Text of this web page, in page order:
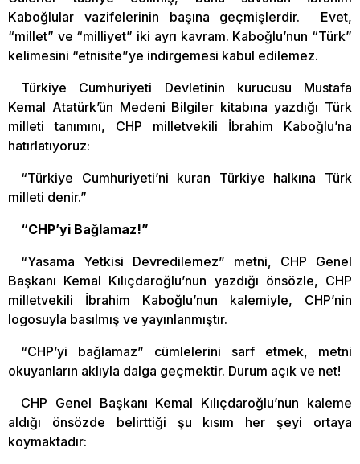
Kaboğlular vazifelerinin başına geçmişlerdir. Evet,
“millet” ve “milliyet” iki ayrı kavram. Kaboğlu’nun “Türk”
kelimesini “etnisite”ye indirgemesi kabul edilemez.
Türkiye Cumhuriyeti Devletinin kurucusu Mustafa
Kemal Atatürk’ün Medeni Bilgiler kitabına yazdığı Türk
milleti tanımını, CHP milletvekili İbrahim Kaboğlu’na
hatırlatıyoruz:
“Türkiye Cumhuriyeti’ni kuran Türkiye halkına Türk
milleti denir.”
“CHP’yi Bağlamaz!”
“Yasama Yetkisi Devredilemez” metni, CHP Genel
Başkanı Kemal Kılıçdaroğlu’nun yazdığı önsözle, CHP
milletvekili İbrahim Kaboğlu’nun kalemiyle, CHP’nin
logosuyla basılmış ve yayınlanmıştır.
“CHP’yi bağlamaz” cümlelerini sarf etmek, metni
okuyanların aklıyla dalga geçmektir. Durum açık ve net!
CHP Genel Başkanı Kemal Kılıçdaroğlu’nun kaleme
aldığı önsözde belirttiği şu kısım her şeyi ortaya
koymaktadır: